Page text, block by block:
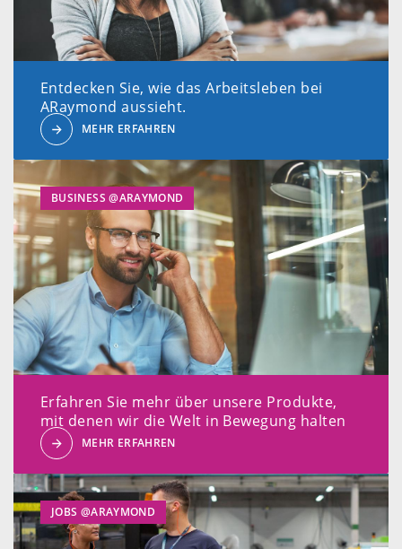
Entdecken Sie, wie das Arbeitsleben bei
ARaymond aussieht.
MEHR ERFAHREN
BUSINESS @ARAYMOND
Erfahren Sie mehr über unsere Produkte,
mit denen wir die Welt in Bewegung halten
MEHR ERFAHREN
JOBS @ARAYMOND